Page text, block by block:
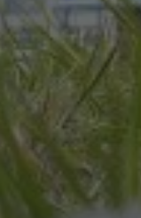
JULI 8, 2026